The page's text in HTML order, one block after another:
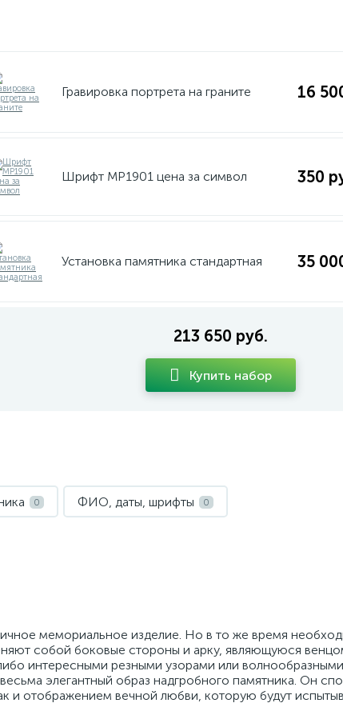
Гравировка портрета на граните 16
Шрифт MP1901 цена за символ 350
Установка памятника стандартная 35
213 650 руб.
Купить набор
0 ФИО, даты, шрифты 0
мемориальное изделие. Но в то же время
собой боковые стороны и арку, являющуюся
интересными резными узорами или
элегантный образ надгробного памятника. Он
и отображением вечной любви, которую будут